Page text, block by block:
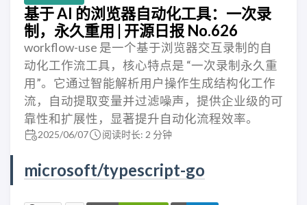
基于 AI 的浏览器自动化工具：一次录
制，永久重用 | 开源日报 No.626
workflow-use 是一个基于浏览器交互录制的自
动化工作流工具，核心特点是 “一次录制永久重
用”。它通过智能解析用户操作生成结构化工作
流，自动提取变量并过滤噪声，提供企业级的可
靠性和扩展性，显著提升自动化流程效率。
2025/06/07 阅读时长: 2 分钟
microsoft/typescript-go